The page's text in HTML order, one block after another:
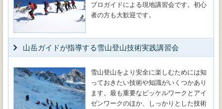
プロガイドによる現地講習会です。初心
者の方も大歓迎です。
山岳ガイドが指導する雪山登山技術実践講習会
雪山登山をより安全に楽しむためには知
っておきたい技術や知識がいくつかあり
ます。最も重要なピッケルワークとアイ
ゼンワークのほか、しっかりとした技術